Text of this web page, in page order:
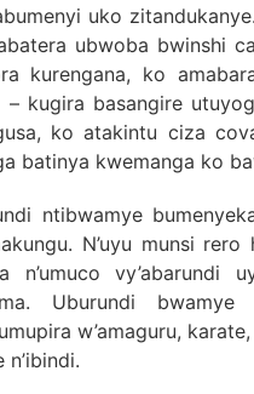
uko
ubwoba bwinshi
kurengana, ko
kugira basangire
ko atakintu ciza
batinya kwemanga ko
ntibwamye
N’uyu munsi
n’umuco vy’abarundi
Uburundi
w’amaguru,